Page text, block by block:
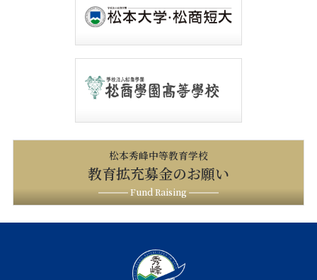
松本秀峰中等教育学校
教育拡充募金のお願い
Fund Raising